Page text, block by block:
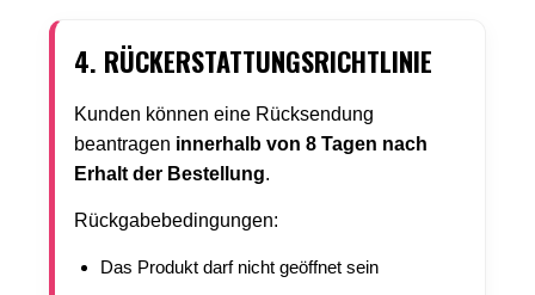
4. RÜCKERSTATTUNGSRICHTLINIE
Kunden können eine Rücksendung
beantragen innerhalb von 8 Tagen nach
Erhalt der Bestellung.
Rückgabebedingungen:
Das Produkt darf nicht geöffnet sein